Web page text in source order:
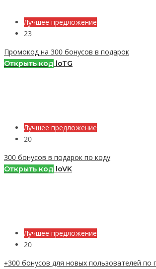
Лучшее предложение
23
Промокод на 300 бонусов в подарок
Открыть код loTG
Лучшее предложение
20
300 бонусов в подарок по коду
Открыть код loVK
Лучшее предложение
20
+300 бонусов для новых пользователей по